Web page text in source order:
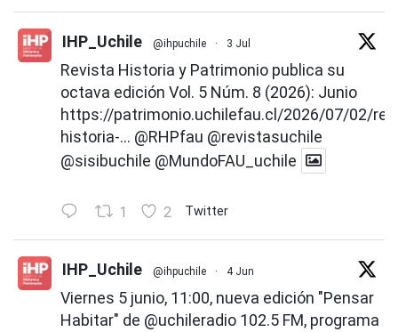
IHP_Uchile @ihpuchile · 3 Jul
Revista Historia y Patrimonio publica su
octava edición Vol. 5 Núm. 8 (2026): Junio
https://patrimonio.uchilefau.cl/2026/07/02/
historia-... @RHPfau @revistasuchile
@sisibuchile @MundoFAU_uchile
1 2 Twitter
IHP_Uchile @ihpuchile · 4 Jun
Viernes 5 junio, 11:00, nueva edición "Pensar
Habitar" de @uchileradio 102.5 FM, programa